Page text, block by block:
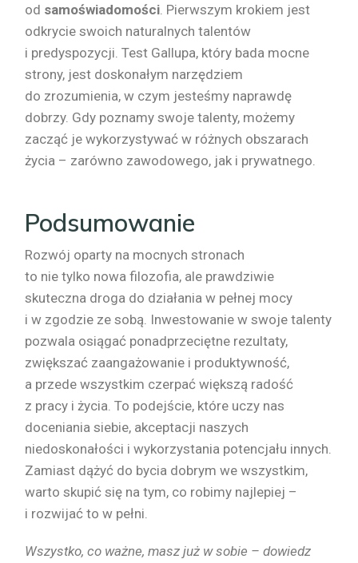
od samoświadomości . Pierwszym krokiem jest
odkrycie swoich naturalnych talentów
i predyspozycji. Test Gallupa, który bada mocne
strony, jest doskonałym narzędziem
do zrozumienia, w czym jesteśmy naprawdę
dobrzy. Gdy poznamy swoje talenty, możemy
zacząć je wykorzystywać w różnych obszarach
życia – zarówno zawodowego, jak i prywatnego.
Podsumowanie
Rozwój oparty na mocnych stronach
to nie tylko nowa filozofia, ale prawdziwie
skuteczna droga do działania w pełnej mocy
i w zgodzie ze sobą. Inwestowanie w swoje talenty
pozwala osiągać ponadprzeciętne rezultaty,
zwiększać zaangażowanie i produktywność,
a przede wszystkim czerpać większą radość
z pracy i życia. To podejście, które uczy nas
doceniania siebie, akceptacji naszych
niedoskonałości i wykorzystania potencjału innych.
Zamiast dążyć do bycia dobrym we wszystkim,
warto skupić się na tym, co robimy najlepiej –
i rozwijać to w pełni.
Wszystko, co ważne, masz już w sobie – dowiedz